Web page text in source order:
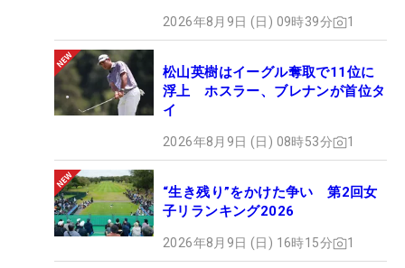
2026年8月9日 (日) 09時39分 1
松山英樹はイーグル奪取で11位に
浮上 ホスラー、ブレナンが首位タ
イ
2026年8月9日 (日) 08時53分 1
“生き残り”をかけた争い 第2回女
子リランキング2026
2026年8月9日 (日) 16時15分 1